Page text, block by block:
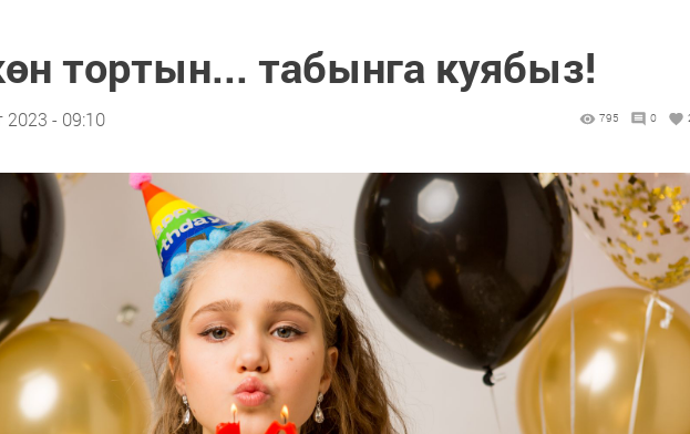
тортын... табынга куябыз!
2023 - 09:10 795 0